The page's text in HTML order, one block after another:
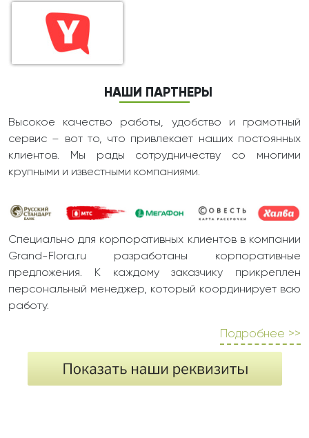
НАШИ ПАРТНЕРЫ
Высокое качество работы, удобство и грамотный
сервис – вот то, что привлекает наших постоянных
клиентов. Мы рады сотрудничеству со многими
крупными и известными компаниями.
Специально для корпоративных клиентов в компании
Grand-Flora.ru разработаны корпоративные
предложения. К каждому заказчику прикреплен
персональный менеджер, который координирует всю
работу.
Подробнее >>